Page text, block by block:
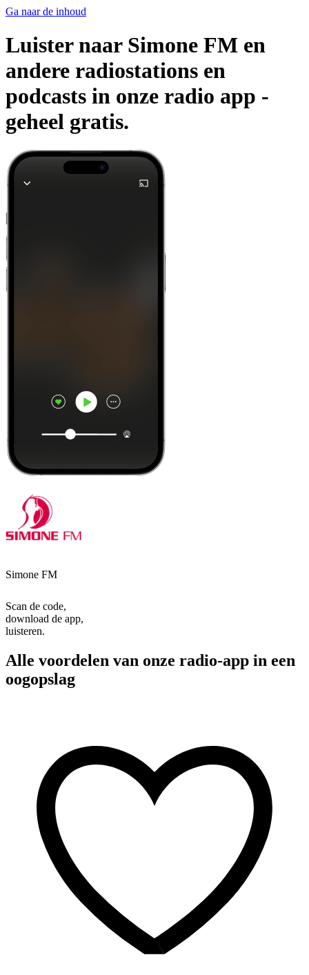
Ga naar de inhoud
Luister naar Simone FM en
andere radiostations en
podcasts in onze radio app -
geheel gratis.
Simone FM
Scan de code,
download de app,
luisteren.
Alle voordelen van onze radio-app in een
oogopslag